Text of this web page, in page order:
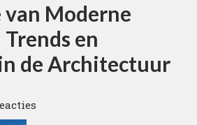
Moderne
en
de Architectuur